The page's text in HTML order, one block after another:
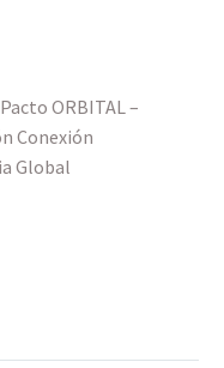
ORBITAL –
Conexión
Global